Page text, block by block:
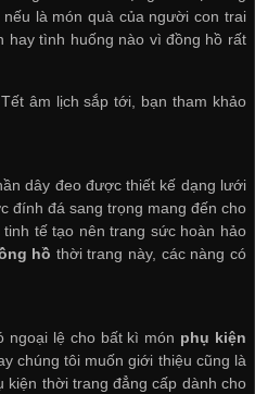
là món quà của người con trai
hay tình huống nào vì đồng hồ rất
âm lịch sắp tới, bạn tham khảo
dây đeo được thiết kế dạng lưới
đính đá sang trọng mang đến cho
tế tạo nên trang sức hoàn hảo
hồ thời trang này, các nàng có
ngoại lệ cho bất kì món phụ kiện
chúng tôi muốn giới thiệu cũng là
kiện thời trang đẳng cấp dành cho